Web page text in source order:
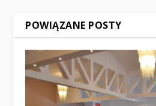
POWIĄZANE POSTY